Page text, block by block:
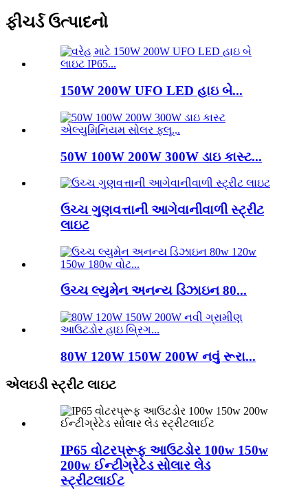
ફીચર્ડ ઉત્પાદનો
150W 200W UFO LED હાઇ બે...
50W 100W 200W 300W ડાઇ કાસ્ટ...
ઉચ્ચ ગુણવત્તાની આગેવાનીવાળી સ્ટ્રીટ
લાઇટ
ઉચ્ચ લ્યુમેન અનન્ય ડિઝાઇન 80...
80W 120W 150W 200W નવું રૂરા...
એલઇડી સ્ટ્રીટ લાઇટ
IP65 વોટરપ્રૂફ આઉટડોર 100w 150w
200w ઈન્ટીગ્રેટેડ સોલાર લેડ
સ્ટ્રીટલાઈટ